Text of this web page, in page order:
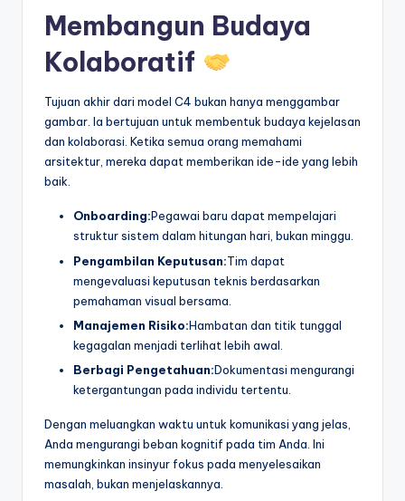
Membangun Budaya
Kolaboratif
Tujuan akhir dari model C4 bukan hanya menggambar
gambar. Ia bertujuan untuk membentuk budaya kejelasan
dan kolaborasi. Ketika semua orang memahami
arsitektur, mereka dapat memberikan ide-ide yang lebih
baik.
Onboarding:Pegawai baru dapat mempelajari
struktur sistem dalam hitungan hari, bukan minggu.
Pengambilan Keputusan:Tim dapat
mengevaluasi keputusan teknis berdasarkan
pemahaman visual bersama.
Manajemen Risiko:Hambatan dan titik tunggal
kegagalan menjadi terlihat lebih awal.
Berbagi Pengetahuan:Dokumentasi mengurangi
ketergantungan pada individu tertentu.
Dengan meluangkan waktu untuk komunikasi yang jelas,
Anda mengurangi beban kognitif pada tim Anda. Ini
memungkinkan insinyur fokus pada menyelesaikan
masalah, bukan menjelaskannya.